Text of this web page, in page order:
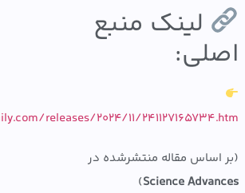
لینک منبع
releases/2024/11/
مقاله منتشرشده در
Science
)